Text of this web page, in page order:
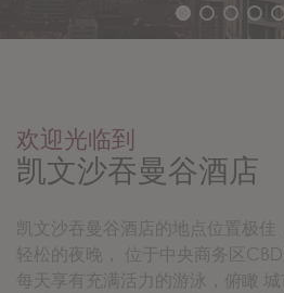
欢迎光临到
凯文沙吞曼谷酒店
凯文沙吞曼谷酒店的地点位置极佳
轻松的夜晚， 位于中央商务区
每天享有充满活力的游泳，俯瞰